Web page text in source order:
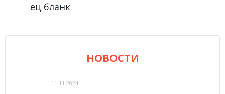
ец бланк
НОВОСТИ
11.11.2024